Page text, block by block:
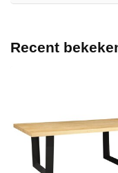
Recent